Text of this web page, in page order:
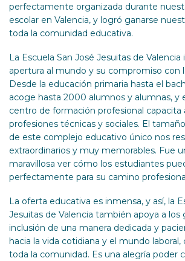
perfectamente organizada durante
escolar en Valencia, y logró ganarse
toda la comunidad educativa.
La Escuela San José Jesuitas de
apertura al mundo y su compromiso con
Desde la educación primaria hasta el
acoge hasta 2000 alumnos y alumnas, y
centro de formación profesional capacita
profesiones técnicas y sociales. El
de este complejo educativo único nos
extraordinarios y muy memorables. Fue
maravillosa ver cómo los estudiantes
perfectamente para su camino
La oferta educativa es inmensa, y así, la
Jesuitas de Valencia también apoya a los
inclusión de una manera dedicada y
hacia la vida cotidiana y el mundo
toda la comunidad. Es una alegría poder